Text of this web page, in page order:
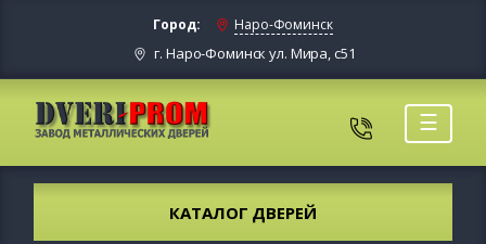
Город: Наро-Фоминск
г. Наро-Фоминск ул. Мира, с51
☰
КАТАЛОГ ДВЕРЕЙ